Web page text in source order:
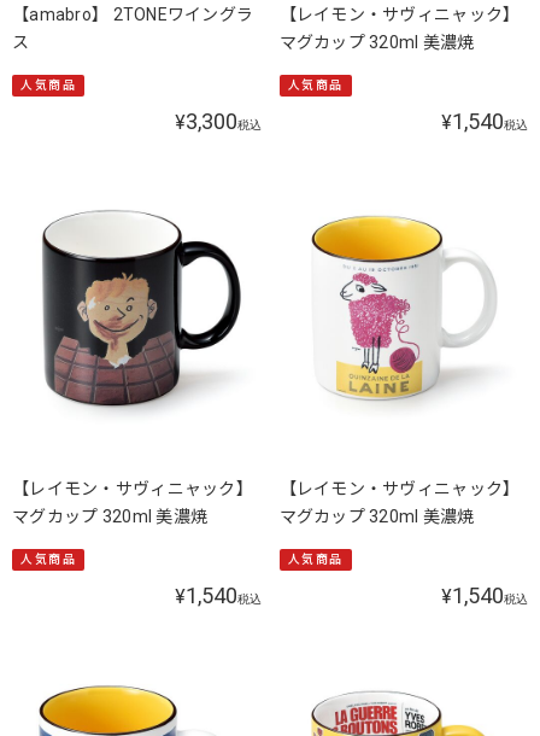
【amabro】 2TONEワイングラ
ス
人気商品
¥3,300税込
【レイモン・サヴィニャック】
マグカップ 320ml 美濃焼
人気商品
¥1,540税込
【レイモン・サヴィニャック】
マグカップ 320ml 美濃焼
人気商品
¥1,540税込
【レイモン・サヴィニャック】
マグカップ 320ml 美濃焼
人気商品
¥1,540税込